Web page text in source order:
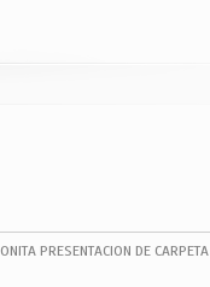
PRESENTACION DE CARPETA